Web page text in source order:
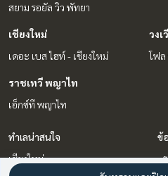
สยาม รอยัล วิว พัทยา
เชียงใหม่
เดอะ เบส ไฮท์ - เชียงใหม่
วง
โฟล
ราชเทวี พญาไท
เอ็กซ์ที พญาไท
ทำเลน่าสนใจ
เชียงใหม่
ข้
น